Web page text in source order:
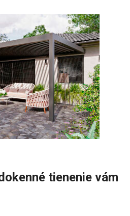
tienenie vám